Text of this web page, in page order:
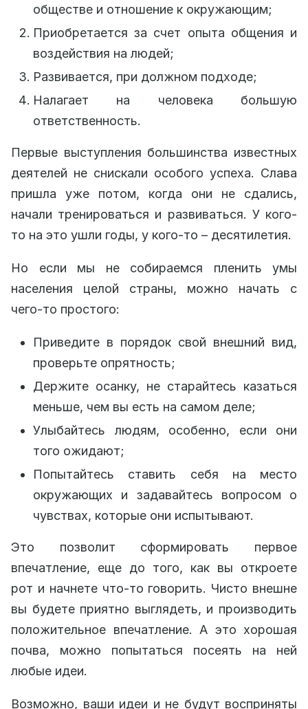
обществе и отношение к окружающим;
Приобретается за счет опыта общения и
воздействия на людей;
Развивается, при должном подходе;
Налагает на человека большую
ответственность.
Первые выступления большинства известных
деятелей не снискали особого успеха. Слава
пришла уже потом, когда они не сдались,
начали тренироваться и развиваться. У кого-
то на это ушли годы, у кого-то – десятилетия.
Но если мы не собираемся пленить умы
населения целой страны, можно начать с
чего-то простого:
Приведите в порядок свой внешний вид,
проверьте опрятность;
Держите осанку, не старайтесь казаться
меньше, чем вы есть на самом деле;
Улыбайтесь людям, особенно, если они
того ожидают;
Попытайтесь ставить себя на место
окружающих и задавайтесь вопросом о
чувствах, которые они испытывают.
Это позволит сформировать первое
впечатление, еще до того, как вы откроете
рот и начнете что-то говорить. Чисто внешне
вы будете приятно выглядеть, и производить
положительное впечатление. А это хорошая
почва, можно попытаться посеять на ней
любые идеи.
Возможно, ваши идеи и не будут восприняты